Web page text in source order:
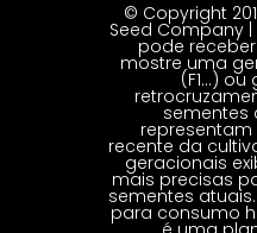
© Copyright
Seed Company
pode
mostre uma
(F1…)
sementes
recente da
geracionais
mais precisas
sementes
para consumo